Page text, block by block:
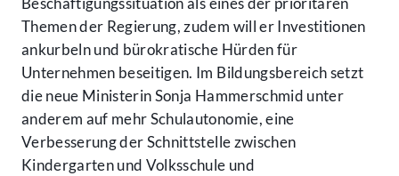
Themen der Regierung, zudem will er Investitionen
ankurbeln und bürokratische Hürden für
Unternehmen beseitigen. Im Bildungsbereich setzt
die neue Ministerin Sonja Hammerschmid unter
anderem auf mehr Schulautonomie, eine
Verbesserung der Schnittstelle zwischen
Kindergarten und Volksschule und